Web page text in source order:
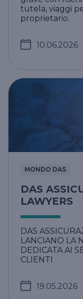
tutela, viaggi
proprietario.
10.06.2026
MONDO DAS
DAS
LAWYERS
DAS
LANCIANO LA
DEDICATA AI
CLIENTI
19.05.2026